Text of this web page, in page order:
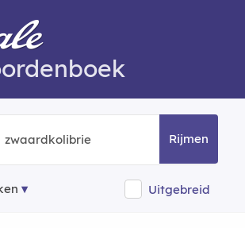
Rijmen
Uitgebreid